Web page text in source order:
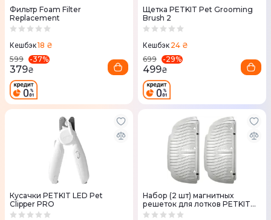
Фильтр Foam Filter
Replacement
Кешбэк18 ₴
599
-37%
379₴
Щетка PETKIT Pet Grooming
Brush 2
Кешбэк 24 ₴
699
-29%
499₴
Кусачки PETKIT LED Pet
Clipper PRO
Набор (2 шт) магнитных
решеток для лотков PETKIT
P99021